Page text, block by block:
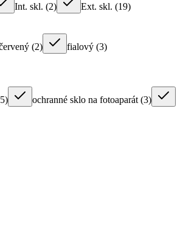
Int. skl. (2) Ext. skl. (19)
(2) fialový (3)
5) ochranné sklo na fotoaparát (3)